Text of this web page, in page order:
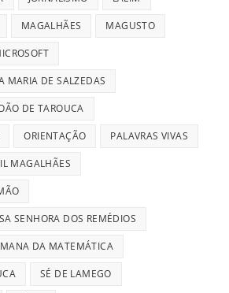
MAGALHÃES MAGUSTO
MARIA DE SALZEDAS
DE TAROUCA
ORIENTAÇÃO PALAVRAS VIVAS
MAGALHÃES
SENHORA DOS REMÉDIOS
DA MATEMÁTICA
SÉ DE LAMEGO